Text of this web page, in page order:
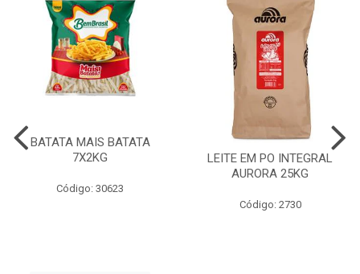
BATATA MAIS BATATA
7X2KG
Código: 30623
LEITE EM PO INTEGRAL
AURORA 25KG
Código: 2730